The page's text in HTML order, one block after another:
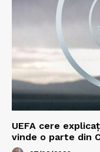
UEFA cere
vinde o parte din